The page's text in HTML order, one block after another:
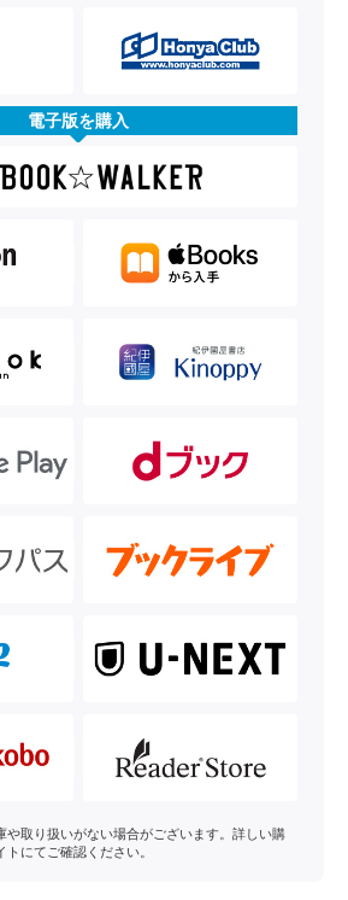
電子版を購入
取り扱いがない場合がございます。詳しい購
トにてご確認ください。